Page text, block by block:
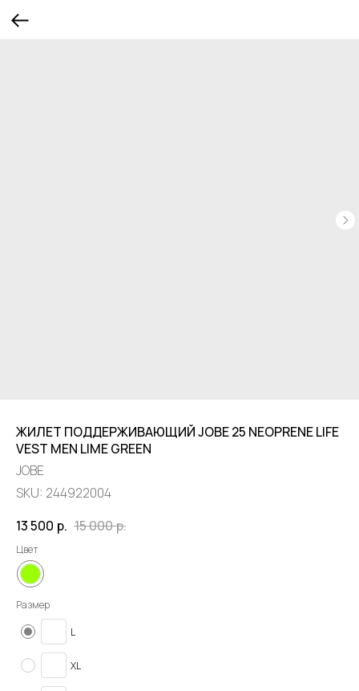
ЖИЛЕТ ПОДДЕРЖИВАЮЩИЙ JOBE 25 NEOPRENE LIFE
VEST MEN LIME GREEN
JOBE
SKU: 244922004
13 500 р. 15 000р.
Цвет
Размер
L
XL